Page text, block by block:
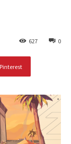
0
627
Pinterest